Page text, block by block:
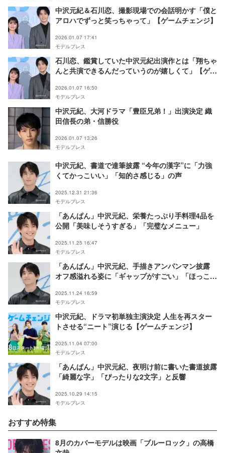
中沢元紀＆石川恋、撮影現場での会話明かす「僕と
アロハでずっと笑っちゃって」【ゲームチェンジ】
2026.01.07 17:41
モデルプレス
石川恋、鑑賞していた中沢元紀出演作とは「翔ちゃ
んと共演できるんだっていうのが嬉しくて」【ゲー
2026.01.07 16:50
モデルプレス
中沢元紀、大河ドラマ「豊臣兄弟！」出演決定 織
田信長の弟・信勝役
2026.01.07 13:26
モデルプレス
中沢元紀、書道で達筆披露 “今年の漢字”に「力強
くてかっこいい」「知的さ感じる」の声
2025.12.31 21:36
モデルプレス
「あんぱん」中沢元紀、栄養たっぷり手料理4品を
公開「美味しそうすぎる」「完璧なメニュー」
2025.11.25 16:47
モデルプレス
「あんぱん」中沢元紀、手描きアンパンマン披露
オフ感溢れる姿に「ギャップがすごい」「ほっこり
2025.11.24 16:59
モデルプレス
中沢元紀、ドラマ初単独主演決定 人生を再スター
トさせる“ニート”演じる【ゲームチェンジ】
2025.11.04 07:00
モデルプレス
「あんぱん」中沢元紀、夜明け前に書いた書道披露
「綺麗な字」「ぴったりな2文字」と反響
2025.10.29 14:15
モデルプレス
おすすめ特集
8月のカバーモデルは映画「ブルーロック」の高橋